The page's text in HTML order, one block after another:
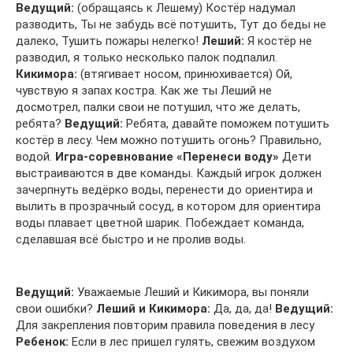
Ведущий: (обращаясь к Лешему) Костёр надумал
разводить, Ты не забудь всё потушить, Тут до беды не
далеко, Тушить пожары нелегко! Леший: Я костёр не
разводил, я только несколько палок подпалил.
Кикимора: (втягивает носом, принюхивается) Ой,
чувствую я запах костра. Как же ты Леший не
досмотрел, палки свои не потушил, что же делать,
ребята? Ведущий: Ребята, давайте поможем потушить
костёр в лесу. Чем можно потушить огонь? Правильно,
водой. Игра-соревнование «Перенеси воду» Дети
выстраиваются в две команды. Каждый игрок должен
зачерпнуть ведёрко воды, перенести до ориентира и
вылить в прозрачный сосуд, в котором для ориентира
воды плавает цветной шарик. Побеждает команда,
сделавшая всё быстро и не пролив воды.
Ведущий: Уважаемые Леший и Кикимора, вы поняли
свои ошибки? Леший и Кикимора: Да, да, да! Ведущий:
Для закрепления повторим правила поведения в лесу
Ребенок: Если в лес пришел гулять, свежим воздухом